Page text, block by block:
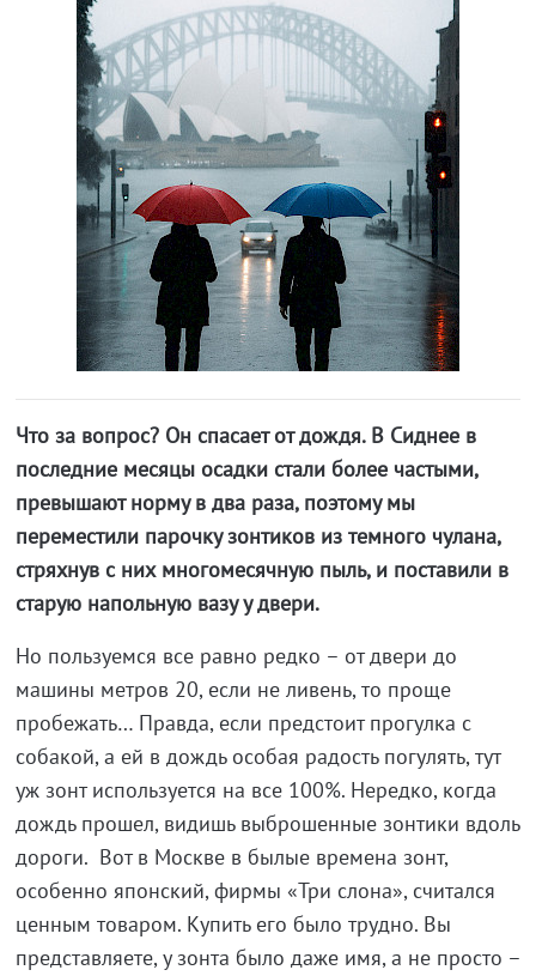
Что за вопрос? Он спасает от дождя. В Сиднее в
последние месяцы осадки стали более частыми,
превышают норму в два раза, поэтому мы
переместили парочку зонтиков из темного чулана,
стряхнув с них многомесячную пыль, и поставили в
старую напольную вазу у двери.
Но пользуемся все равно редко – от двери до
машины метров 20, если не ливень, то проще
пробежать… Правда, если предстоит прогулка с
собакой, а ей в дождь особая радость погулять, тут
уж зонт используется на все 100%. Нередко, когда
дождь прошел, видишь выброшенные зонтики вдоль
дороги. Вот в Москве в былые времена зонт,
особенно японский, фирмы «Три слона», считался
ценным товаром. Купить его было трудно. Вы
представляете, у зонта было даже имя, а не просто –